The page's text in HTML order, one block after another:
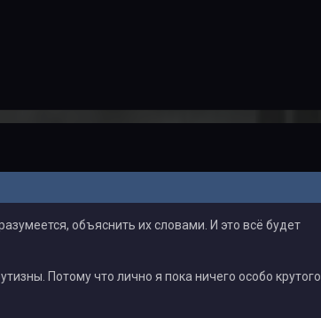
объяснить их словами. И это всё будет
Потому что лично я пока ничего особо крутого